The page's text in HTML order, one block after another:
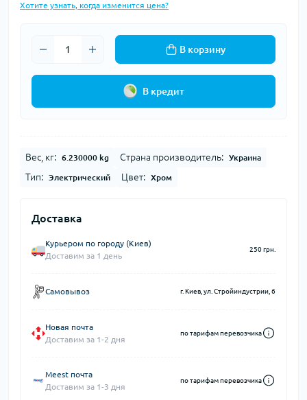
Хотите узнать, когда изменится цена?
В корзину
В кредит
Вес, кг: 6.230000 kg Страна производитель: Украина
Тип: Электрический Цвет: Хром
Доставка
Курьером по городу (Киев)
Доставим за 1 день
250 грн.
Самовывоз г. Киев, ул. Стройиндустрии, 6
Новая почта
Доставим за 1-2 дня
по тарифам перевозчика
Meest почта
Доставим за 1-3 дня
по тарифам перевозчика